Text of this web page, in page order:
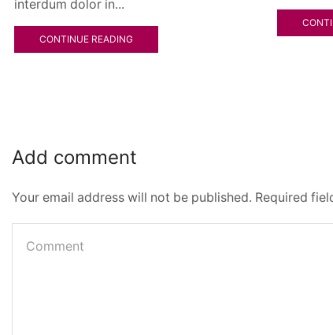
interdum dolor in...
CONTINUE READING
Add comment
Your email address will not be published. Required